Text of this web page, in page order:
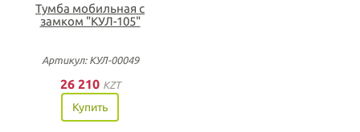
Тумба мобильная с
замком "КУЛ-105"
Артикул: КУЛ-00049
26 210 KZT
Купить